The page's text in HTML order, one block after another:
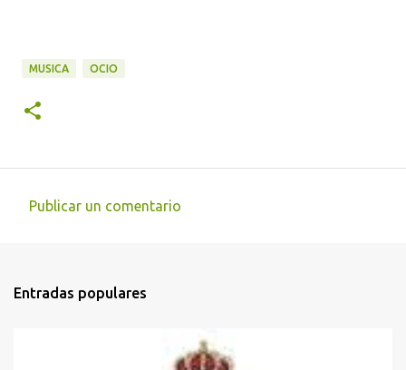
MUSICA OCIO
e
Publicar un comentario
Entradas populares